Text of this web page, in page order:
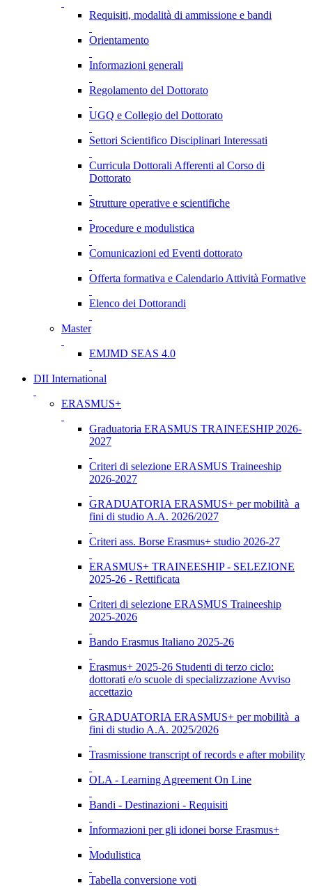
Requisiti, modalità di ammissione e bandi
Orientamento
Informazioni generali
Regolamento del Dottorato
UGQ e Collegio del Dottorato
Settori Scientifico Disciplinari Interessati
Curricula Dottorali Afferenti al Corso di
Dottorato
Strutture operative e scientifiche
Procedure e modulistica
Comunicazioni ed Eventi dottorato
Offerta formativa e Calendario Attività Formative
Elenco dei Dottorandi
Master
EMJMD SEAS 4.0
DII International
ERASMUS+
Graduatoria ERASMUS TRAINEESHIP 2026-
2027
Criteri di selezione ERASMUS Traineeship
2026-2027
GRADUATORIA ERASMUS+ per mobilità a
fini di studio A.A. 2026/2027
Criteri ass. Borse Erasmus+ studio 2026-27
ERASMUS+ TRAINEESHIP - SELEZIONE
2025-26 - Rettificata
Criteri di selezione ERASMUS Traineeship
2025-2026
Bando Erasmus Italiano 2025-26
Erasmus+ 2025-26 Studenti di terzo ciclo:
dottorati e/o scuole di specializzazione Avviso
accettazio
GRADUATORIA ERASMUS+ per mobilità a
fini di studio A.A. 2025/2026
Trasmissione transcript of records e after mobility
OLA - Learning Agreement On Line
Bandi - Destinazioni - Requisiti
Informazioni per gli idonei borse Erasmus+
Modulistica
Tabella conversione voti